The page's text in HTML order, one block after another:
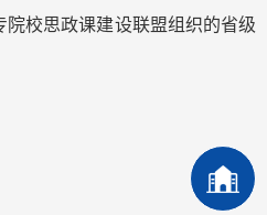
院校思政课建设联盟组织的省级